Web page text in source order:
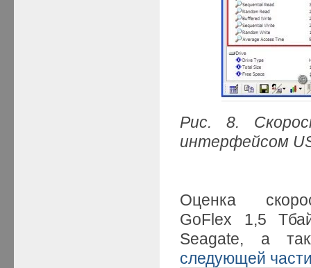
Рис. 8.
интерфейсом
Оценка
GoFlex 1,5
Seagate, а
следующей